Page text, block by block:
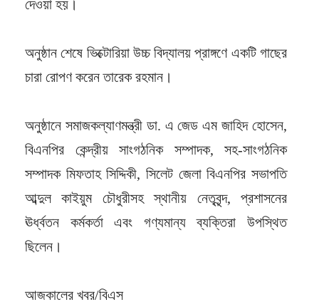
দেওয়া হয়।
অনুষ্ঠান শেষে ভিক্টোরিয়া উচ্চ বিদ্যালয় প্রাঙ্গণে একটি গাছের
চারা রোপণ করেন তারেক রহমান।
অনুষ্ঠানে সমাজকল্যাণমন্ত্রী ডা. এ জেড এম জাহিদ হোসেন,
বিএনপির কেন্দ্রীয় সাংগঠনিক সম্পাদক, সহ-সাংগঠনিক
সম্পাদক মিফতাহ সিদ্দিকী, সিলেট জেলা বিএনপির সভাপতি
আব্দুল কাইয়ুম চৌধুরীসহ স্থানীয় নেতৃবৃন্দ, প্রশাসনের
ঊর্ধ্বতন কর্মকর্তা এবং গণ্যমান্য ব্যক্তিরা উপস্থিত
ছিলেন।
আজকালের খবর/বিএস